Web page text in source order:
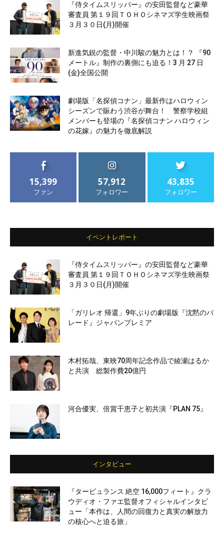
『侍タイムスリッパー』の安田監督など豪華
審査員 第１９回ＴＯＨＯシネマズ学生映画祭
３月３０日(月)開催
新進気鋭の監督・中川駿の魅力とは！？ 『90
メートル』制作の裏側にも迫る！3 月 27 日
(金)全国公開
劇場版「名探偵コナン」最新作はハロウィン
シーズンで賑わう渋谷が舞台！ 警察学校組
メンバーも登場の『名探偵コナン ハロウィン
の花嫁』の魅力を徹底解説
15,399
ファン
57,912
フォロワー
43,835
フォロワー
イベントレポート
『侍タイムスリッパー』の安田監督など豪華
審査員 第１９回ＴＯＨＯシネマズ学生映画祭
３月３０日(月)開催
「ガリレオ 帰還」9年ぶりの劇場版『沈黙のパ
レード』ジャパンプレミア
木村拓哉、東映70周年記念作品で綾瀬はるか
と共演 総製作費20億円
河合優実、倍賞千恵子と初共演『PLAN 75』
インタビュー
『タービュランス 絶空 16,000フィート』クラ
ウディオ・ファエ監督オフィシャルインタビ
ュー「本作は、人間の回復力と真実の解放力
の核心へと迫る旅」